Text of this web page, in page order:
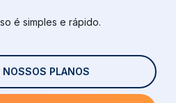
é simples e rápido.
NOSSOS PLANOS